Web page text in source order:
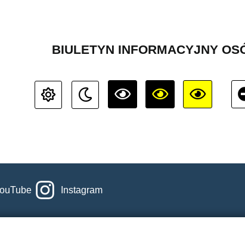
BIULETYN INFORMACYJNY
Instagram